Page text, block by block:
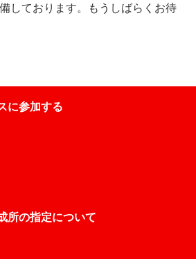
しております。もうしばらくお待
に参加する
所の指定について